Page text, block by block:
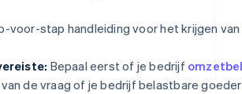
voor-stap handleiding voor het krijgen
Bepaal eerst of je bedrijf
de vraag of je bedrijf belastbare